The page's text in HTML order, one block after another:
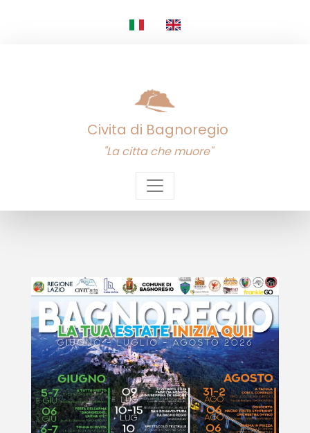
Civita di Bagnoregio
"La citta che muore"